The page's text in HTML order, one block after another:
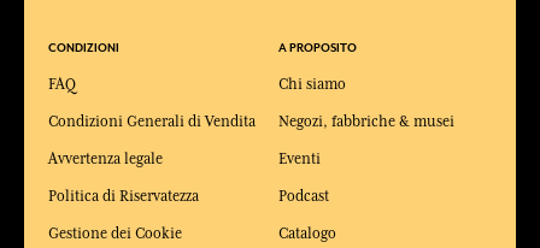
CONDIZIONI
FAQ
Condizioni Generali di Vendita
Avvertenza legale
Politica di Riservatezza
Gestione dei Cookie
A PROPOSITO
Chi siamo
Negozi, fabbriche & musei
Eventi
Podcast
Catalogo